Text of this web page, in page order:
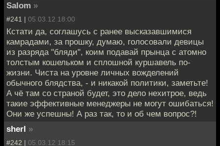
Salom »
#241 | 05.03.12 18:00
Кстати да, соглашусь с ранее высказавшимися
камрадами, за прошку, думаю, голосовали девицы
из разряда "бляди", коим подавай прынца с атомно
толстым кошельком и сплошной куршавель по-
жизни. Чиста на уровне личных вожделений
обычного блядства, - и никакой политики, заметьте!
А чё там со страной будет, это дело нехитрое, ведь
такие эффективные менеджеры не могут ошибаться!
Они же успешны! А раз так, то и об чем вопрос?!
sherl »
#242 | 05.03.12 18:15